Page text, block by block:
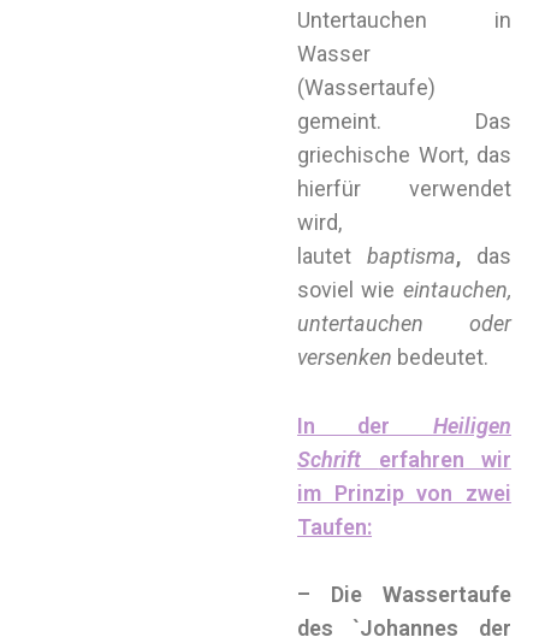
Untertauchen in
Wasser
(Wassertaufe)
gemeint. Das
griechische Wort, das
hierfür verwendet
wird,
lautet baptisma, das
soviel wie eintauchen,
untertauchen oder
versenken bedeutet.
In der Heiligen
Schrift erfahren wir
im Prinzip von zwei
Taufen:
– Die Wassertaufe
des `Johannes der